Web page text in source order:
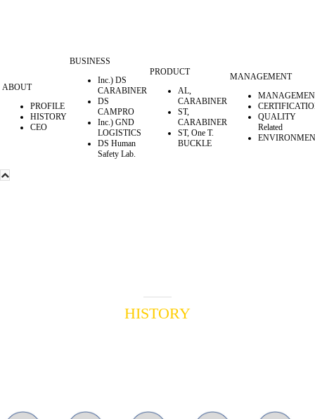
ABOUT
PROFILE
HISTORY
CEO
BUSINESS
Inc.) DS
CARABINER
DS
CAMPRO
Inc.) GND
LOGISTICS
DS Human
Safety Lab.
PRODUCT
AL,
CARABINER
ST,
CARABINER
ST, One T.
BUCKLE
MANAGEMENT
QUALITY
Related
HISTORY